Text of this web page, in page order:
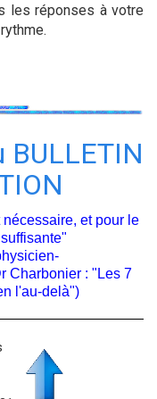
les réponses à votre
BULLETIN
et pour le
Charbonier : "Les 7
l'au-delà")